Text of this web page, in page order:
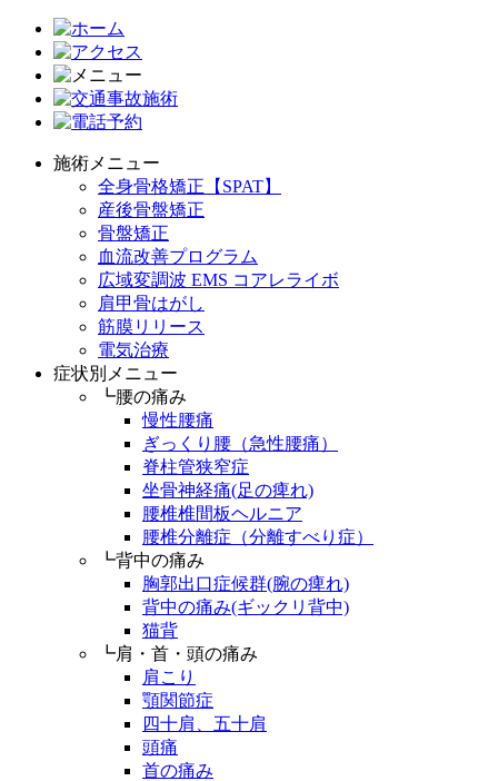
施術メニュー
全身骨格矯正【SPAT】
産後骨盤矯正
骨盤矯正
血流改善プログラム
広域変調波 EMS コアレライボ
肩甲骨はがし
筋膜リリース
電気治療
症状別メニュー
┗腰の痛み
慢性腰痛
ぎっくり腰（急性腰痛）
脊柱管狭窄症
坐骨神経痛(足の痺れ)
腰椎椎間板ヘルニア
腰椎分離症（分離すべり症）
┗背中の痛み
胸郭出口症候群(腕の痺れ)
背中の痛み(ギックリ背中)
猫背
┗肩・首・頭の痛み
肩こり
顎関節症
四十肩、五十肩
頭痛
首の痛み